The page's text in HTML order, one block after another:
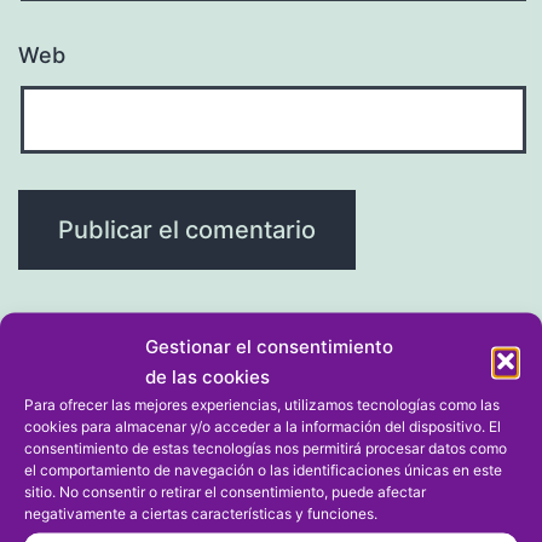
Gestionar el consentimiento
de las cookies
Para ofrecer las mejores experiencias, utilizamos tecnologías como las
cookies para almacenar y/o acceder a la información del dispositivo. El
consentimiento de estas tecnologías nos permitirá procesar datos como
el comportamiento de navegación o las identificaciones únicas en este
sitio. No consentir o retirar el consentimiento, puede afectar
negativamente a ciertas características y funciones.
Web
Navegación
de
entradas
Entrada anterior
Maya Serrat, Eligio Requejo y Jesús
Soriano se proclaman campeones
de Slalom de la Comunitat